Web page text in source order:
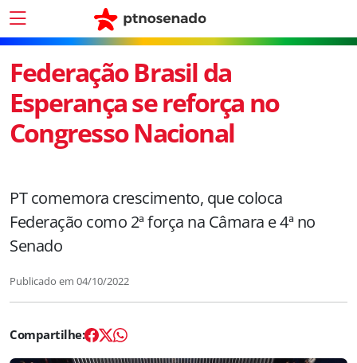
Federação Brasil da
Esperança se reforça no
Congresso Nacional
PT comemora crescimento, que coloca
Federação como 2ª força na Câmara e 4ª no
Senado
Publicado em 04/10/2022